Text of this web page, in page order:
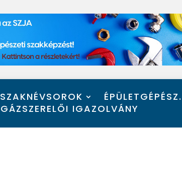
SZAKNÉVSOROK
GÁZSZERELŐI IGAZOLVÁNY